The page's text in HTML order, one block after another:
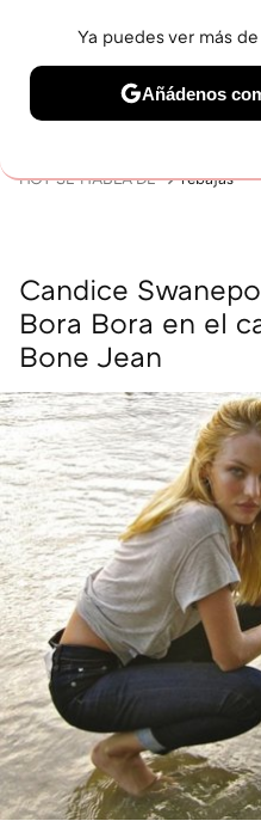
BELLEZA SHOPPING
HOY SE HABLA DE rebajas
Candice
Bora Bora en el
Bone Jean
Ya puedes ver más
Añádenos